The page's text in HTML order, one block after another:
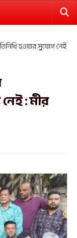
হওয়ার সুযোগ নেই
: মীর